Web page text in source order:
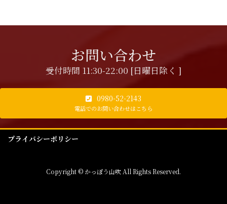
お問い合わせ
受付時間 11:30-22:00 [日曜日除く ]
0980-52-2143
電話でのお問い合わせはこちら
プライバシーポリシー
Copyright © かっぽう山吹 All Rights Reserved.